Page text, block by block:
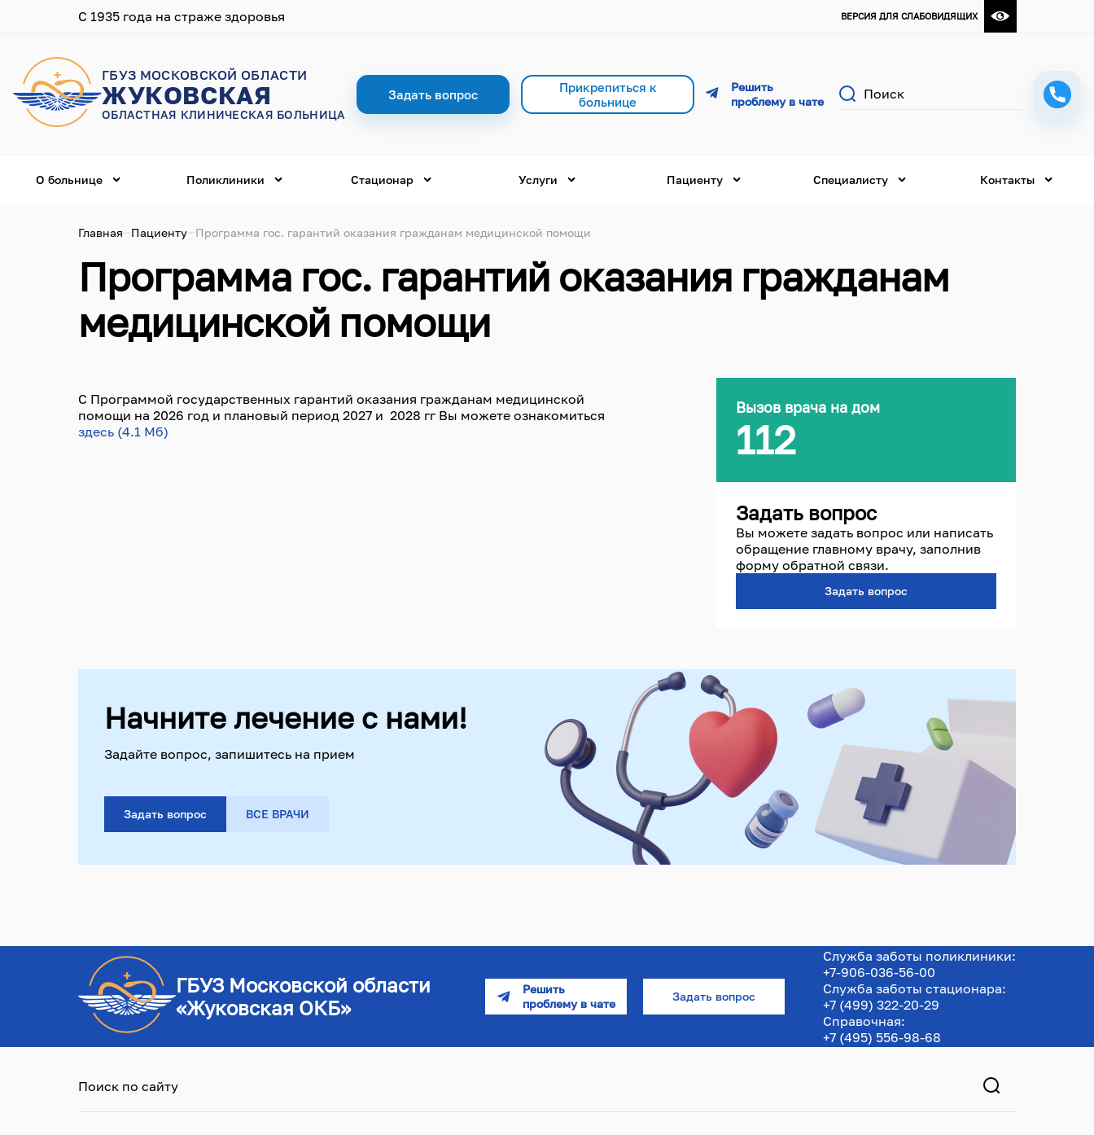
С 1935 года на страже здоровья ВЕРСИЯ ДЛЯ СЛАБОВИДЯЩИХ
ГБУЗ МОСКОВСКОЙ ОБЛАСТИ
ЖУКОВСКАЯ
ОБЛАСТНАЯ КЛИНИЧЕСКАЯ БОЛЬНИЦА
Задать вопрос
Прикрепиться к
больнице
Поиск
О больнице Поликлиники Стационар Услуги Пациенту Специалисту Контакты
Главная Пациенту Программа гос. гарантий оказания гражданам медицинской помощи
Программа гос. гарантий оказания гражданам
медицинской помощи
С Программой государственных гарантий оказания гражданам медицинской
помощи на 2026 год и плановый период 2027 и 2028 гг Вы можете ознакомиться
здесь (4.1 Мб)
Вызов врача на дом
112
Задать вопрос
Вы можете задать вопрос или написать
обращение главному врачу, заполнив
форму обратной связи.
Задать вопрос
Начните лечение с нами!
Задайте вопрос, запишитесь на прием
Задать вопрос ВСЕ ВРАЧИ
ГБУЗ Московской области
«Жуковская ОКБ»
Задать вопрос
Служба заботы поликлиники:
+7-906-036-56-00
Служба заботы стационара:
+7 (499) 322-20-29
Справочная:
+7 (495) 556-98-68
Поиск по сайту